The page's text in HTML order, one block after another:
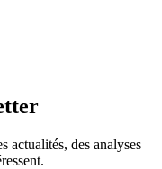
actualités, des analyses